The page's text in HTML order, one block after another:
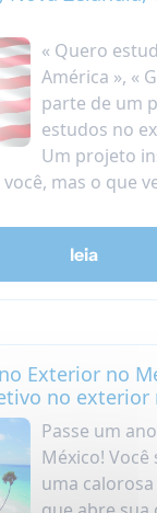
« Quero
América », «
parte de um
estudos no
Um projeto
mas o que
leia
Exterior no
no exterior
Passe um
México!
uma